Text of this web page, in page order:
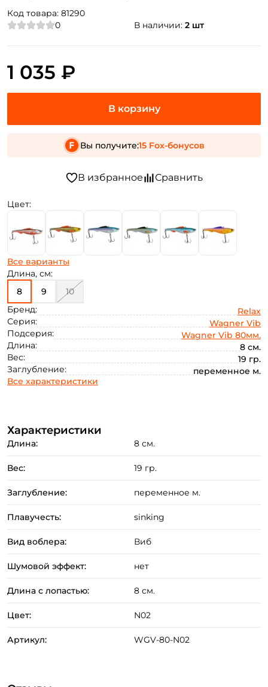
Код товара: 81290
0
В наличии: 2 шт
Цвет:
Все варианты
Длина, см:
8
9
10
Бренд:
Relax
Серия:
Wagner Vib
Подсерия:
Wagner Vib 80мм.
Длина:
8 см.
Вес:
19 гр.
Заглубление:
переменное м.
Все характеристики
1 035 ₽
Вы получите:15 Fox-бонусов
Характеристики
Длина: 8 см.
Вес: 19 гр.
Заглубление: переменное м.
Плавучесть: sinking
Вид воблера: Виб
Шумовой эффект: нет
Длина с лопастью: 8 см.
Цвет: N02
Артикул: WGV-80-N02